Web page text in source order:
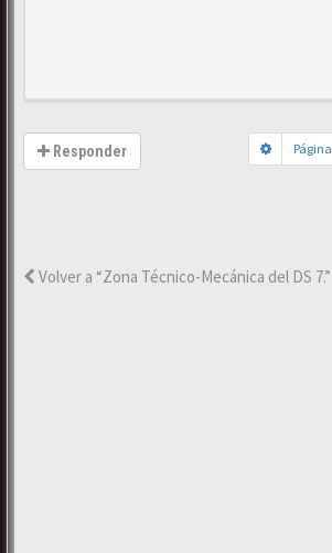
Responder Página
Volver a “Zona Técnico-Mecánica del DS 7.”